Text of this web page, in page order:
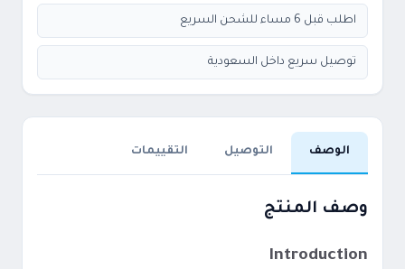
اطلب قبل 6 مساء للشحن السريع
توصيل سريع داخل السعودية
الوصف التوصيل التقييمات
وصف المنتج
Introduction